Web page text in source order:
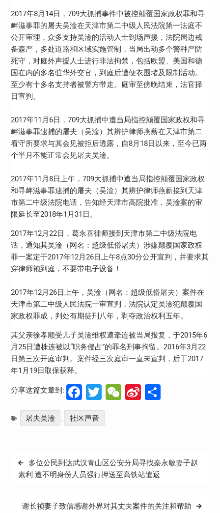
2017年8月14日，709大抓捕事件中被控颠覆国家政权罪和寻
衅滋事罪的屠夫吴淦在天津市第二中级人民法院第一法庭不
公开审理， 众多支持吴淦的活动人士到场声援，法院周边戒
备森严，多处道路和区域实施管制，当局出动多个警种严防
死守，对庭外声援人士进行非法拘禁， 包括欧盟、美国和德
国在内的多名驻华外交官，到庭后遭便衣围堵及限制活动。
至少有十多名支持者被警方带走。 庭审至傍晚结束，法官择
日宣判。
2017年11月6日， 709大抓捕中遭当局指控颠覆国家政权和寻
衅滋事罪逮捕的屠夫（吴淦）其辨护律师燕薪在天津市第二
看守所要求与其会见被拒后透露，自8月18日以来，至今已两
个半月不能正常会见屠夫吴淦。
2017年11月8日上午，709大抓捕中遭当局指控颠覆国家政权
和寻衅滋事罪逮捕的屠夫（吴淦）其辨护律师燕薪接到天津
市第二中级法院电话，告知经天津市高院批准，吴淦案的审
限延长至2018年1月31日。
2017年12月22日，葛永喜律师接到天津市第二中级法院电
话，通知其吴淦（网名：超级低俗屠夫）涉嫌颠覆国家政权
罪一案定于2017年12月26日上午8点30分公开宣判，并要求其
穿律师袍到庭，不要带电子设备！
2017年12月26日上午，吴淦（网名：超级低俗屠夫）案件在
天津市第二中级人民法院一审宣判，法院认定吴淦犯颠覆国
家政权罪成，判处有期徒刑八年，剥夺政治权利五年。
其父亲徐孝顺受儿子吴淦维权遭牵连被当局报复，于2015年6
月25日遭株连被以“职务侵占”的罪名刑事拘留。2016年3月22
日第三次开庭审判。案件经三次庭审一直未宣判，后于2017
年1月19日取保获释。
分享这篇文章到: Facebook
Twitter
WeChat
Sina分
屠夫吴淦 , 社区声音
文
章
多位公民到达武汉青山区公安分局寻找秦永敏妻子赵
素利 遭不明身份人员强行押送至高铁站遣返
谢长祯妻子致信感谢外界对其丈夫案件的关注和帮助